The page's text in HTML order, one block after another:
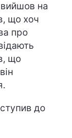
на
що хоч
про
що
до